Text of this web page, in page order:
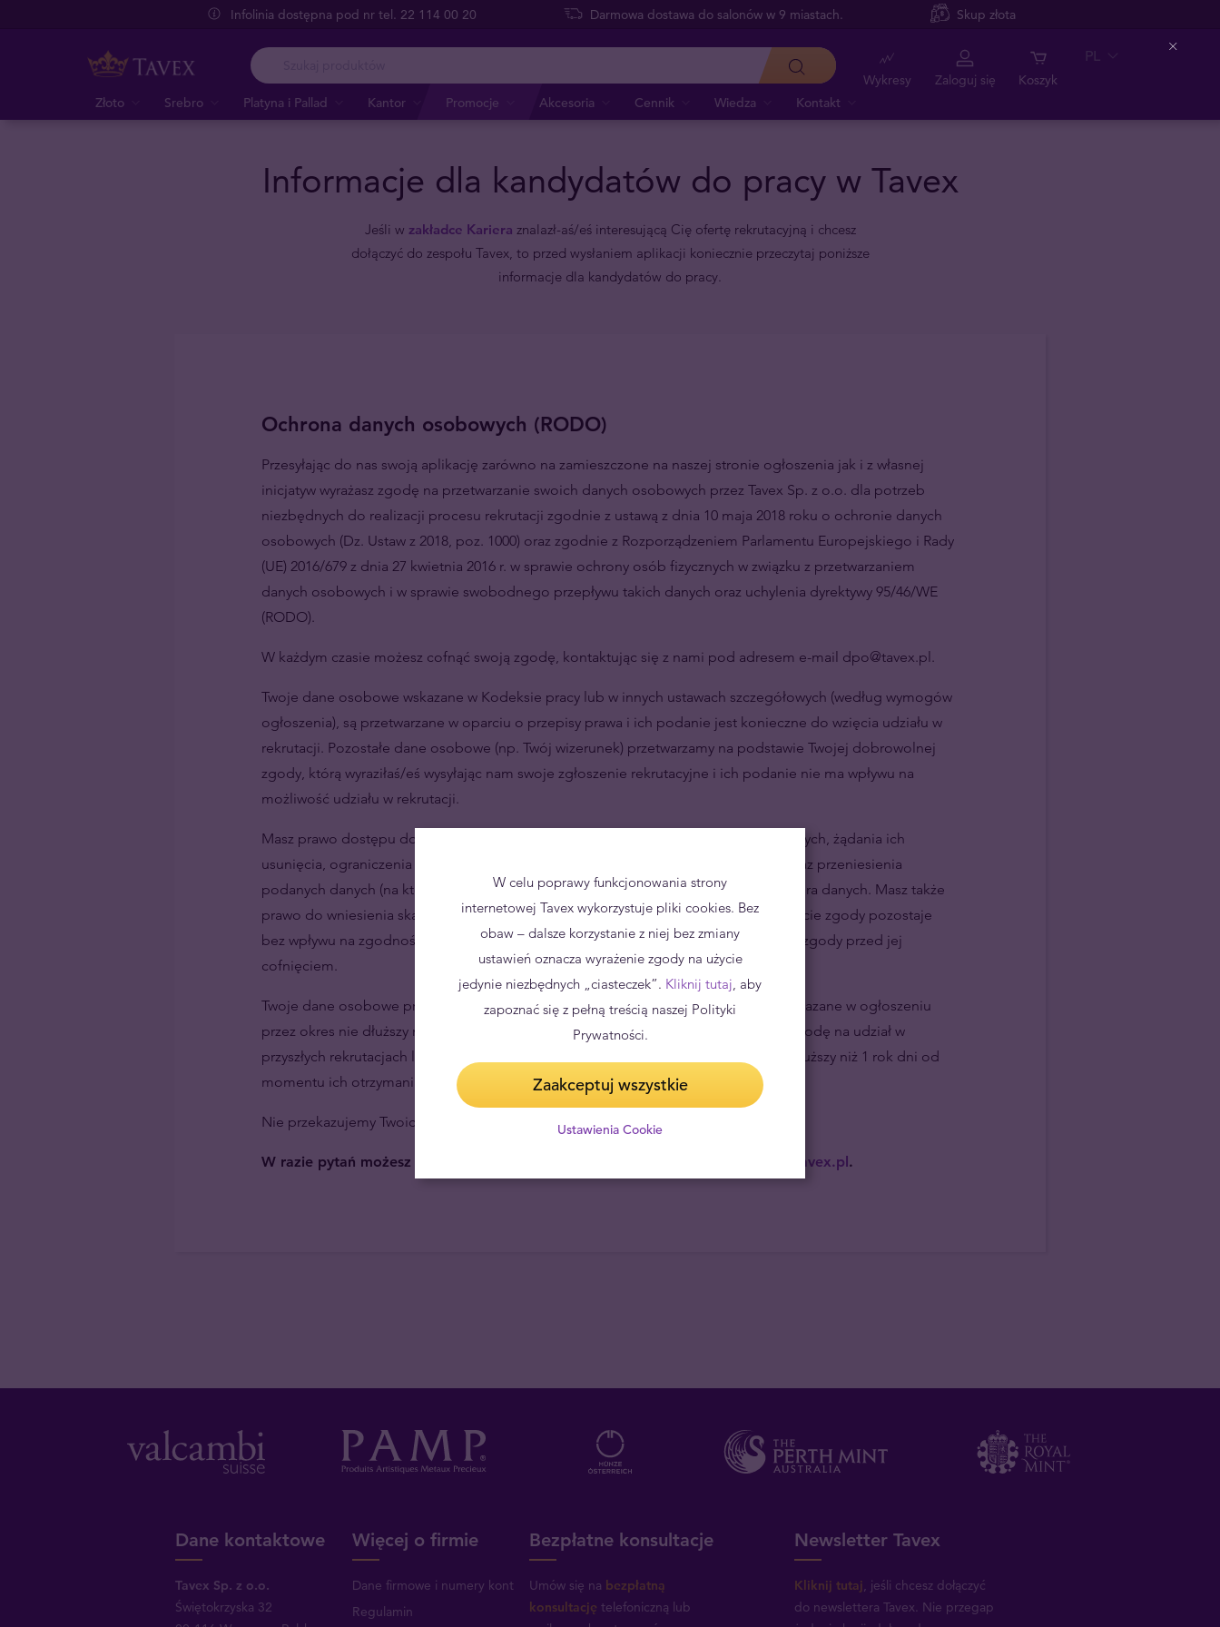
Infolinia dostępna pod nr tel. 22 114 00 20 Darmowa dostawa do salonów w 9 miastach. Skup złota
Złoto Srebro Platyna i Pallad Kantor Promocje Akcesoria Cennik Wiedza Kontakt
Wykresy Zaloguj się Koszyk
PL
Informacje dla kandydatów do pracy w Tavex
Jeśli w zakładce Kariera znalazł-aś/eś interesującą Cię ofertę rekrutacyjną i chcesz
dołączyć do zespołu Tavex, to przed wysłaniem aplikacji koniecznie przeczytaj poniższe
informacje dla kandydatów do pracy.
Ochrona danych osobowych (RODO)
Przesyłając do nas swoją aplikację zarówno na zamieszczone na naszej stronie ogłoszenia jak i z własnej
inicjatyw wyrażasz zgodę na przetwarzanie swoich danych osobowych przez Tavex Sp. z o.o. dla potrzeb
niezbędnych do realizacji procesu rekrutacji zgodnie z ustawą z dnia 10 maja 2018 roku o ochronie danych
osobowych (Dz. Ustaw z 2018, poz. 1000) oraz zgodnie z Rozporządzeniem Parlamentu Europejskiego i Rady
(UE) 2016/679 z dnia 27 kwietnia 2016 r. w sprawie ochrony osób fizycznych w związku z przetwarzaniem
danych osobowych i w sprawie swobodnego przepływu takich danych oraz uchylenia dyrektywy 95/46/WE
(RODO).
W każdym czasie możesz cofnąć swoją zgodę, kontaktując się z nami pod adresem e-mail dpo@tavex.pl.
Twoje dane osobowe wskazane w Kodeksie pracy lub w innych ustawach szczegółowych (według wymogów
ogłoszenia), są przetwarzane w oparciu o przepisy prawa i ich podanie jest konieczne do wzięcia udziału w
rekrutacji. Pozostałe dane osobowe (np. Twój wizerunek) przetwarzamy na podstawie Twojej dobrowolnej
zgody, którą wyraziłaś/eś wysyłając nam swoje zgłoszenie rekrutacyjne i ich podanie nie ma wpływu na
możliwość udziału w rekrutacji.
Masz prawo dostępu do swoich danych, w tym uzyskania ich kopii, sprostowania danych, żądania ich
usunięcia, ograniczenia przetwarzania, wniesienia sprzeciwu wobec przetwarzania oraz przeniesienia
podanych danych (na których przetwarzanie wyraziłeś zgodę) do innego administratora danych. Masz także
prawo do wniesienia skargi do Prezesa Urzędu Ochrony Danych Osobowych. Cofnięcie zgody pozostaje
bez wpływu na zgodność z prawem przetwarzania, którego dokonano na podstawie zgody przed jej
cofnięciem.
Twoje dane osobowe przetwarzamy w celu prowadzenia rekrutacji na stanowisko wskazane w ogłoszeniu
przez okres nie dłuższy niż 60 dni od momentu jej zakończenia, a gdy wyraziłaś/eś zgodę na udział w
przyszłych rekrutacjach lub wysłałeś zgłoszenie z własnej inicjatywy przez okres nie dłuższy niż 1 rok dni od
momentu ich otrzymania.
Nie przekazujemy Twoich danych osobowych poza Europejski Obszar Gospodarczy.
W razie pytań możesz się z nami skontaktować pod adresem mailowym dop@tavex.pl.
Dane kontaktowe
Tavex Sp. z o.o.
Świętokrzyska 32
Więcej o firmie
Dane firmowe i numery kont
Regulamin
Bezpłatne konsultacje
Umów się na bezpłatną
konsultację telefoniczną lub
Newsletter Tavex
Kliknij tutaj , jeśli chcesz dołączyć
do newslettera Tavex. Nie przegap
W celu poprawy funkcjonowania strony
internetowej Tavex wykorzystuje pliki cookies. Bez
obaw – dalsze korzystanie z niej bez zmiany
ustawień oznacza wyrażenie zgody na użycie
jedynie niezbędnych „ciasteczek”. Kliknij tutaj, aby
zapoznać się z pełną treścią naszej Polityki
Prywatności.
Zaakceptuj wszystkie
Ustawienia Cookie
Close